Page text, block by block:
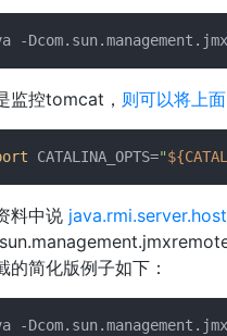
-
监控tomcat， 则可以将上
CATALINA_OPTS="
料中说
的简化版例子如下：
-